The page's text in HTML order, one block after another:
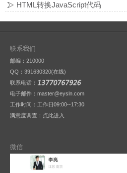
HTML转换JavaScript代码
联系我们
邮编：210000
QQ： 391630320(在线)
联系电话：
电子邮件：master@eysln.com
工作时间：工作日09:00--17:30
满意度调查： 点此进入
微信